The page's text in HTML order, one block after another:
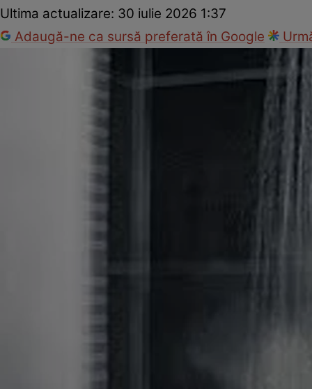
Ultima actualizare: 30 iulie 2026 1:37
Adaugă-ne ca sursă preferată în Google